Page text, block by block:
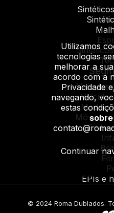
Veículos
Moda e
Móveis e
EPIs e
© 2024 Roma Dublados.
Utilizamos
tecnologias
melhorar a
acordo com a
Privacidade
navegando,
estas
sobre
Continuar